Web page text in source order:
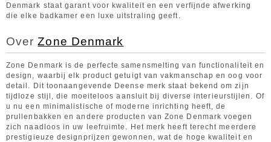
Denmark staat garant voor kwaliteit en een verfijnde afwerking
die elke badkamer een luxe uitstraling geeft.
OverZone Denmark
Zone Denmark is de perfecte samensmelting van functionaliteit en
design, waarbij elk product getuigt van vakmanschap en oog voor
detail. Dit toonaangevende Deense merk staat bekend om zijn
tijdloze stijl, die moeiteloos aansluit bij diverse interieurstijlen. Of
u nu een minimalistische of moderne inrichting heeft, de
prullenbakken en andere producten van Zone Denmark voegen
zich naadloos in uw leefruimte. Het merk heeft terecht meerdere
prestigieuze designprijzen gewonnen, wat de hoge kwaliteit en